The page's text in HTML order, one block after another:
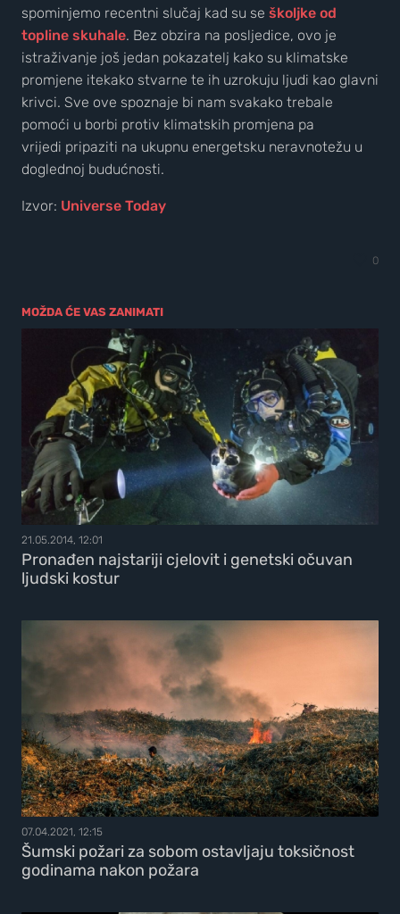
spominjemo recentni slučaj kad su se školjke od
topline skuhale. Bez obzira na posljedice, ovo je
istraživanje još jedan pokazatelj kako su klimatske
promjene itekako stvarne te ih uzrokuju ljudi kao glavni
krivci. Sve ove spoznaje bi nam svakako trebale
pomoći u borbi protiv klimatskih promjena pa
vrijedi pripaziti na ukupnu energetsku neravnotežu u
doglednoj budućnosti.
Izvor: Universe Today
0
MOŽDA ĆE VAS ZANIMATI
21.05.2014, 12:01
Pronađen najstariji cjelovit i genetski očuvan
ljudski kostur
07.04.2021, 12:15
Šumski požari za sobom ostavljaju toksičnost
godinama nakon požara